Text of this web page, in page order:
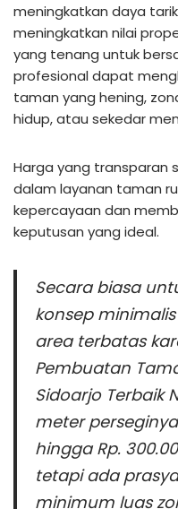
meningkatkan daya
meningkatkan nilai
yang tenang untuk
profesional dapat
taman yang hening,
hidup, atau sekedar
Harga yang transparan
dalam layanan taman
kepercayaan dan
keputusan yang ideal.
Secara biasa
konsep
area terbatas
Pembuatan
Sidoarjo Terbaik
meter
hingga Rp.
tetapi ada
minimum luas